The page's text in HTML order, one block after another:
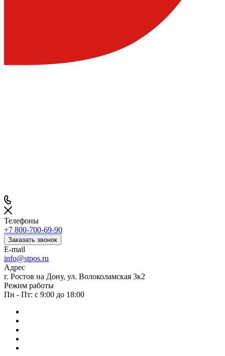
Телефоны
+7 800-700-69-90
Заказать звонок
E-mail
info@stpos.ru
Адрес
г. Ростов на Дону, ул. Волоколамская 3к2
Режим работы
Пн - Пт: с 9:00 до 18:00